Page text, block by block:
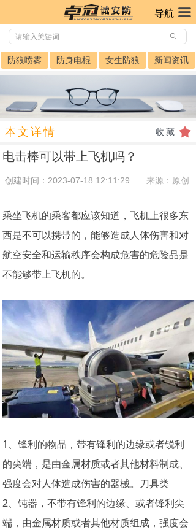
끀
导航
ꄙ
防狼喷雾 女生防狼
防身电棍 新闻资讯
创建时间： 2023-07-18 12:11:29 来源：原创
乘坐飞机的乘客都应该知道，飞机上很多东
西是不可以携带的，能够造成人体伤害和对
航空安全和运输秩序会构成危害的危险品是
不能够带上飞机的。
1、锋利的物品，带有锋利的边缘或者锐利
的尖端，是由金属材质或者其他材料制成、
强度会对人体造成伤害的器械。刀具类
2、钝器，不带有锋利的边缘、或者锋利尖
端，由金属材质或者其他材质组成，强度会
电击棒可以带上飞机吗？
本文详情 끄
收藏